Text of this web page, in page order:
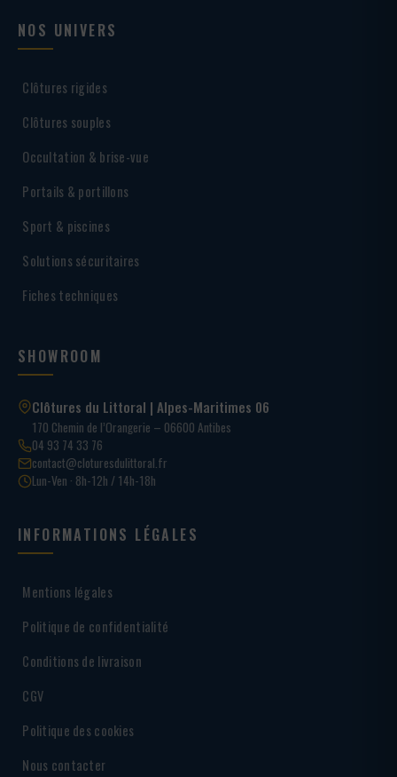
NOS UNIVERS
Clôtures rigides
Clôtures souples
Occultation & brise-vue
Portails & portillons
Sport & piscines
Solutions sécuritaires
Fiches techniques
SHOWROOM
Clôtures du Littoral | Alpes-Maritimes 06
170 Chemin de l’Orangerie – 06600 Antibes
04 93 74 33 76
contact@cloturesdulittoral.fr
Lun-Ven · 8h-12h / 14h-18h
INFORMATIONS LÉGALES
Mentions légales
Politique de confidentialité
Conditions de livraison
CGV
Politique des cookies
Nous contacter